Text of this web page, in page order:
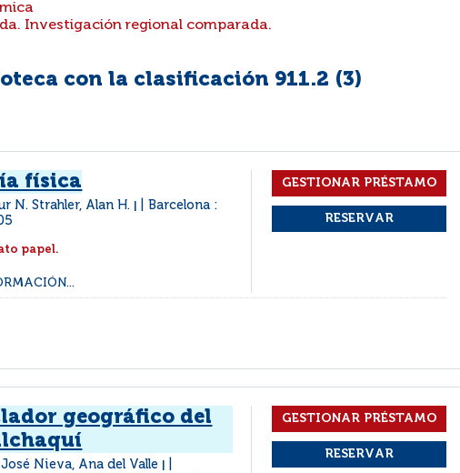
Investigación regional comparada.
con la clasificación 911.2 (3)
física
N. Strahler, Alan H.
Barcelona :
papel.
geográfico del
Nieva, Ana del Valle